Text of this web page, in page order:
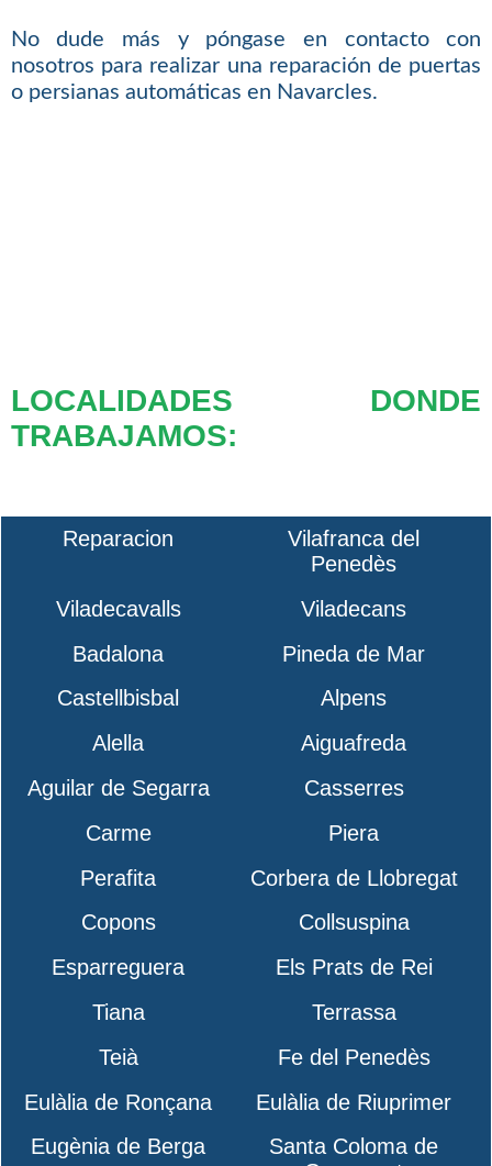
No dude más y póngase en contacto con
nosotros para realizar una reparación de puertas
o persianas automáticas en Navarcles.
LOCALIDADES DONDE
TRABAJAMOS:
Reparacion
Vilafranca del
Penedès
Viladecavalls
Viladecans
Badalona
Pineda de Mar
Castellbisbal
Alpens
Alella
Aiguafreda
Aguilar de Segarra
Casserres
Carme
Piera
Perafita
Corbera de Llobregat
Copons
Collsuspina
Esparreguera
Els Prats de Rei
Tiana
Terrassa
Teià
Fe del Penedès
Eulàlia de Ronçana
Eulàlia de Riuprimer
Eugènia de Berga
Santa Coloma de